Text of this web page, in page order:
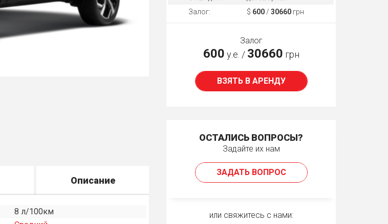
Описание
8 л/100км
Залог:
$ 600 /30660 грн
Залог
600 у.е. / 30660 грн
ВЗЯТЬ В АРЕНДУ
ОСТАЛИСЬ ВОПРОСЫ?
Задайте их нам
ЗАДАТЬ ВОПРОС
или свяжитесь с нами: